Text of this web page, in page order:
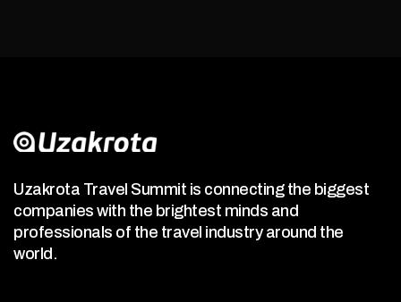
Uzakrota Travel Summit is connecting the biggest
companies with the brightest minds and
professionals of the travel industry around the
world.